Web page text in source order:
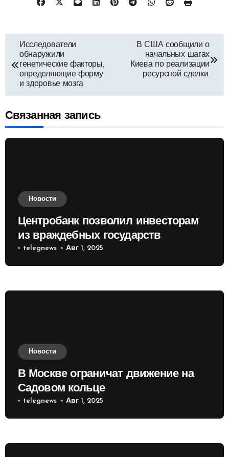
Навигация
по
записям
Исследователи
обнаружили
генетические факторы,
определяющие форму
и здоровье мозга
В США сообщили о
начальных шагах
Киева по реализации
ресурсной сделки.
Связанная запись
Новости
Центробанк позволил инвесторам
из враждебных государств
приобретать валюту
telegnews Авг 1, 2025
Новости
В Москве ограничат движение на
Садовом кольце
telegnews Авг 1, 2025